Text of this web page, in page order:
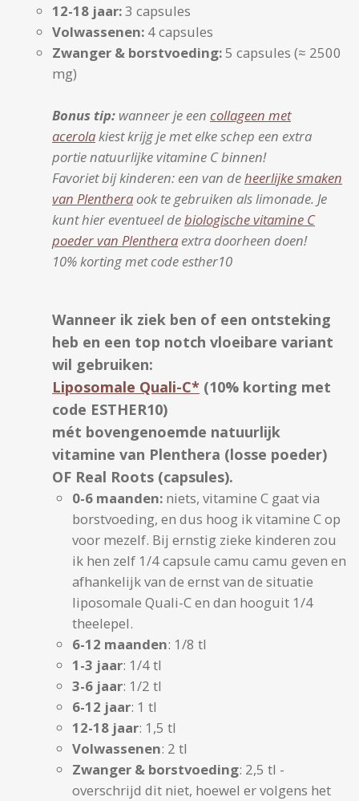
12-18 jaar:3 capsules
Volwassenen: 4 capsules
Zwanger & borstvoeding:5 capsules (≈ 2500
mg)
Bonus tip: wanneer je een collageen met
acerolakiest krijg je met elke schep een extra
portie natuurlijke vitamine C binnen!
Favoriet bij kinderen: een van deheerlijke smaken
van Plenthera ook te gebruiken als limonade. Je
kunt hier eventueel debiologische vitamine C
poeder van Plenthera extra doorheen doen!
10% korting met code esther10
Wanneer ik ziek ben of een ontsteking
heb en een top notch vloeibare variant
wil gebruiken:
Liposomale Quali-C* (10% korting met
code ESTHER10)
mét bovengenoemde natuurlijk
vitamine van Plenthera (losse poeder)
OF Real Roots (capsules).
0-6 maanden: niets, vitamine C gaat via
borstvoeding, en dus hoog ik vitamine C op
voor mezelf. Bij ernstig zieke kinderen zou
ik hen zelf 1/4 capsule camu camu geven en
afhankelijk van de ernst van de situatie
liposomale Quali-C en dan hooguit 1/4
theelepel.
6-12 maanden: 1/8 tl
1-3 jaar: 1/4 tl
3-6 jaar: 1/2 tl
6-12 jaar: 1 tl
12-18 jaar: 1,5 tl
Volwassenen: 2 tl
Zwanger & borstvoeding: 2,5 tl -
overschrijd dit niet, hoewel er volgens het